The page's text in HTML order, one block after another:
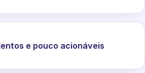
e pouco acionáveis